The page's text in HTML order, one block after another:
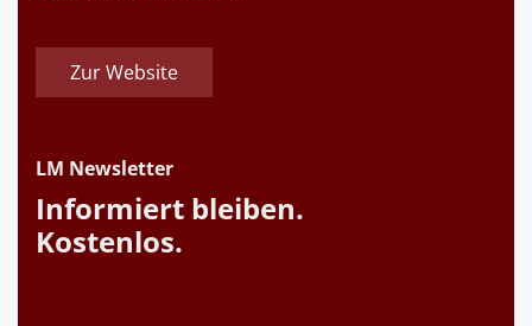
Zur Website
LM Newsletter
Informiert bleiben.
Kostenlos.